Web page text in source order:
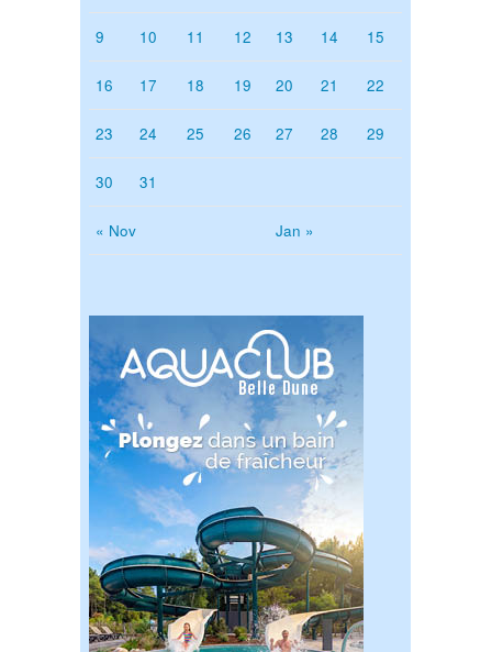
« Nov Jan »
9 10 11 12 13 14 15
16 17 18 19 20 21 22
23 24 25 26 27 28 29
30 31